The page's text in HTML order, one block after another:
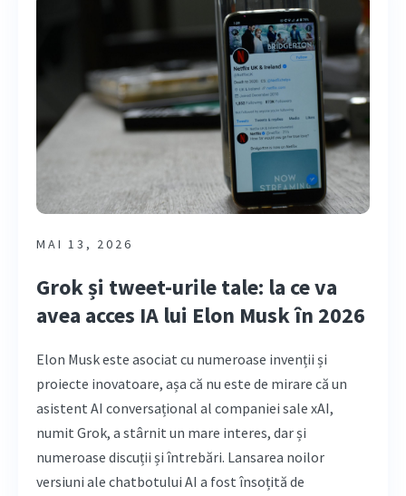
MAI 13, 2026
Grok și tweet-urile tale: la ce va
avea acces IA lui Elon Musk în 2026
Elon Musk este asociat cu numeroase invenții și
proiecte inovatoare, așa că nu este de mirare că un
asistent AI conversațional al companiei sale xAI,
numit Grok, a stârnit un mare interes, dar și
numeroase discuții și întrebări. Lansarea noilor
versiuni ale chatbotului AI a fost însoțită de